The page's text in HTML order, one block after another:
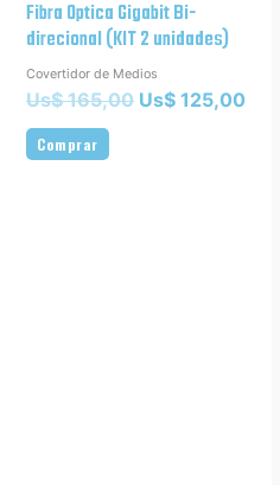
Fibra Optica Gigabit Bi-
direcional (KIT 2 unidades)
Covertidor de Medios
Us$165,00 Us$ 125,00
Comprar